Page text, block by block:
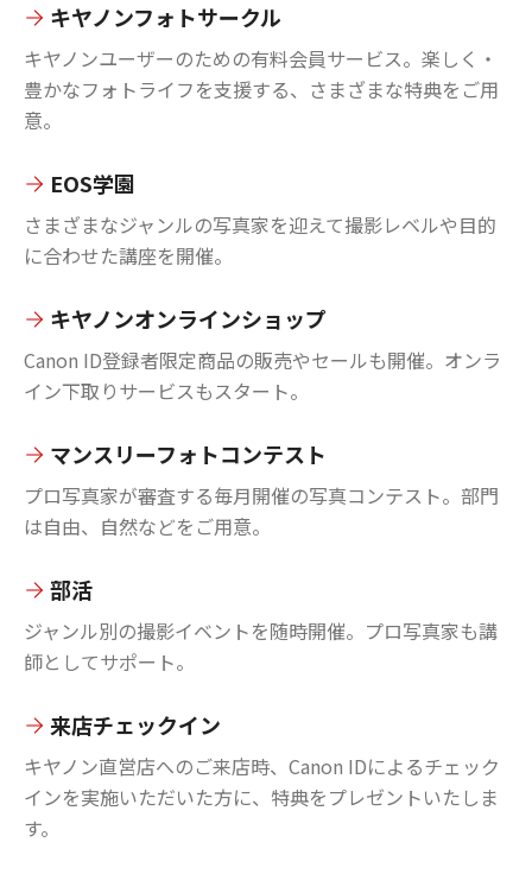
キヤノンフォトサークル
キヤノンユーザーのための有料会員サービス。楽しく・
豊かなフォトライフを支援する、さまざまな特典をご用
意。
EOS学園
さまざまなジャンルの写真家を迎えて撮影レベルや目的
に合わせた講座を開催。
キヤノンオンラインショップ
Canon ID登録者限定商品の販売やセールも開催。オンラ
イン下取りサービスもスタート。
マンスリーフォトコンテスト
プロ写真家が審査する毎月開催の写真コンテスト。部門
は自由、自然などをご用意。
部活
ジャンル別の撮影イベントを随時開催。プロ写真家も講
師としてサポート。
来店チェックイン
キヤノン直営店へのご来店時、Canon IDによるチェック
インを実施いただいた方に、特典をプレゼントいたしま
す。